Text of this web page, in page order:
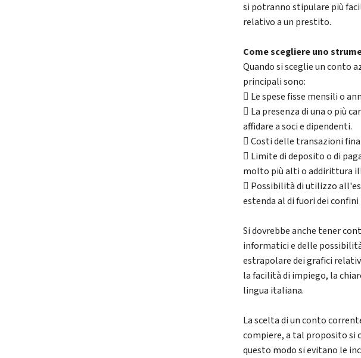
si potranno stipulare più
relativo a un prestito.
Come scegliere uno
Quando si sceglie un conto
principali sono:
 Le spese fisse mensili o
 La presenza di una o più
affidare a soci e dipendenti.
 Costi delle transazioni
 Limite di deposito o di
molto più alti o addirittura
 Possibilità di utilizzo
estenda al di fuori dei
Si dovrebbe anche tener
informatici e delle
estrapolare dei grafici
la facilità di impiego, la
lingua italiana.
La scelta di un conto
compiere, a tal proposito si
questo modo si evitano le